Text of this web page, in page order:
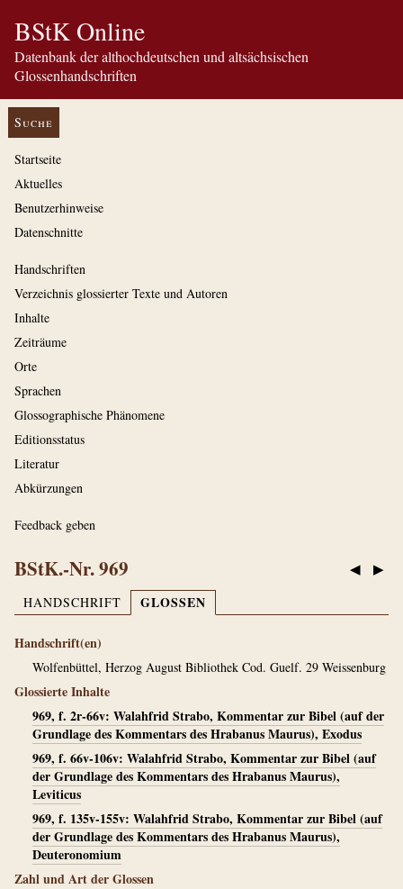
BStK Online
Datenbank der althochdeutschen und altsächsischen
Glossenhandschriften
Suche
Startseite
Aktuelles
Benutzerhinweise
Datenschnitte
Handschriften
Verzeichnis glossierter Texte und Autoren
Inhalte
Zeiträume
Orte
Sprachen
Glossographische Phänomene
Editionsstatus
Literatur
Abkürzungen
Feedback geben
◀ ▶
BStK.-Nr. 969
HANDSCHRIFT GLOSSEN
Handschrift(en)
Wolfenbüttel, Herzog August Bibliothek Cod. Guelf. 29 Weissenburg
Glossierte Inhalte
969, f. 2r-66v: Walahfrid Strabo, Kommentar zur Bibel (auf der
Grundlage des Kommentars des Hrabanus Maurus), Exodus
969, f. 66v-106v: Walahfrid Strabo, Kommentar zur Bibel (auf
der Grundlage des Kommentars des Hrabanus Maurus),
Leviticus
969, f. 135v-155v: Walahfrid Strabo, Kommentar zur Bibel (auf
der Grundlage des Kommentars des Hrabanus Maurus),
Deuteronomium
Zahl und Art der Glossen